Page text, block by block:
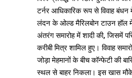
टर्नर आधिकारिक रूप से विवाह
लंदन के ओल्ड मैरिलबोन टाउन हॉल
अंतरंग समारोह में शादी की, जिसमें
करीबी मित्र शामिल हुए। विवाह
जोड़ा मेहमानों के बीच कॉन्फेटी की
स्थल से बाहर निकला। इस खास